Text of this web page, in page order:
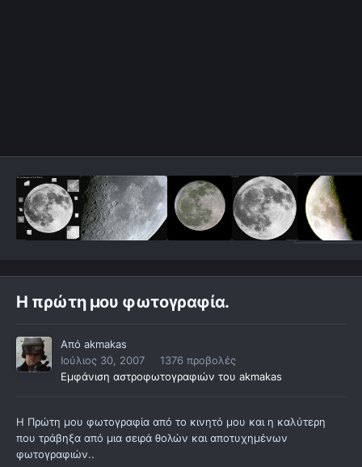
Η πρώτη μου φωτογραφία.
Από akmakas
Ιούλιος 30, 2007
1376 προβολές
Εμφάνιση αστροφωτογραφιών του akmakas
Η Πρώτη μου φωτογραφία από το κινητό μου και η καλύτερη
που τράβηξα από μια σειρά θολών και αποτυχημένων
φωτογραφιών..